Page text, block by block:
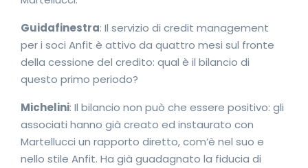
Guidafinestra: Il servizio di credit management
per i soci Anfit è attivo da quattro mesi sul fronte
della cessione del credito: qual è il bilancio di
questo primo periodo?
Michelini: Il bilancio non può che essere positivo: gli
associati hanno già creato ed instaurato con
Martellucci un rapporto diretto, com’è nel suo e
nello stile Anfit. Ha già guadagnato la fiducia di